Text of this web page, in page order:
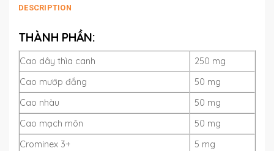
DESCRIPTION
THÀNH PHẦN:
Cao dây thìa canh
250 mg
Cao mướp đắng
50 mg
Cao nhàu
50 mg
Cao mạch môn
50 mg
Crominex 3+
5 mg